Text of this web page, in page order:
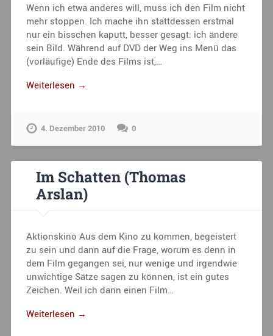
Wenn ich etwa anderes will, muss ich den Film nicht
mehr stoppen. Ich mache ihn stattdessen erstmal
nur ein bisschen kaputt, besser gesagt: ich ändere
sein Bild. Während auf DVD der Weg ins Menü das
(vorläufige) Ende des Films ist,…
Weiterlesen →
4. Dezember 2010 0
Im Schatten (Thomas
Arslan)
Aktionskino Aus dem Kino zu kommen, begeistert
zu sein und dann auf die Frage, worum es denn in
dem Film gegangen sei, nur wenige und irgendwie
unwichtige Sätze sagen zu können, ist ein gutes
Zeichen. Weil ich dann einen Film…
Weiterlesen →